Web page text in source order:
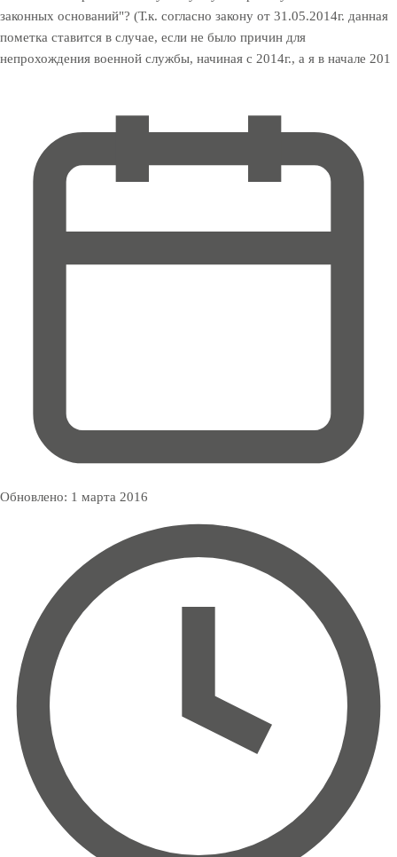
законных оснований"? (Т.к. согласно закону от 31.05.2014г. данная
пометка ставится в случае, если не было причин для
непрохождения военной службы, начиная с 2014г., а я в начале 201
Обновлено: 1 марта 2016